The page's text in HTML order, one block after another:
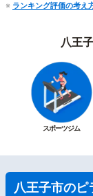
※ ランキング評価の考え
八王
スポーツジム
八王子市の